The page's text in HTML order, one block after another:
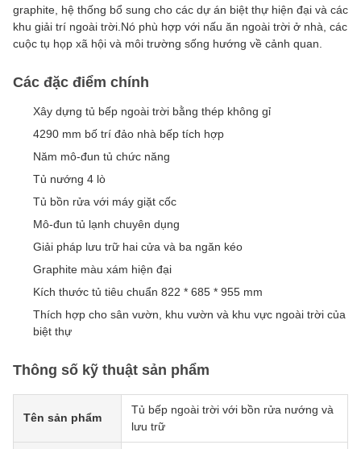
graphite, hệ thống bổ sung cho các dự án biệt thự hiện đại và các
khu giải trí ngoài trời.Nó phù hợp với nấu ăn ngoài trời ở nhà, các
cuộc tụ họp xã hội và môi trường sống hướng về cảnh quan.
Các đặc điểm chính
Xây dựng tủ bếp ngoài trời bằng thép không gỉ
4290 mm bố trí đảo nhà bếp tích hợp
Năm mô-đun tủ chức năng
Tủ nướng 4 lò
Tủ bồn rửa với máy giặt cốc
Mô-đun tủ lạnh chuyên dụng
Giải pháp lưu trữ hai cửa và ba ngăn kéo
Graphite màu xám hiện đại
Kích thước tủ tiêu chuẩn 822 * 685 * 955 mm
Thích hợp cho sân vườn, khu vườn và khu vực ngoài trời của
biệt thự
Thông số kỹ thuật sản phẩm
Tên sản phẩm
Tủ bếp ngoài trời với bồn rửa nướng và
lưu trữ